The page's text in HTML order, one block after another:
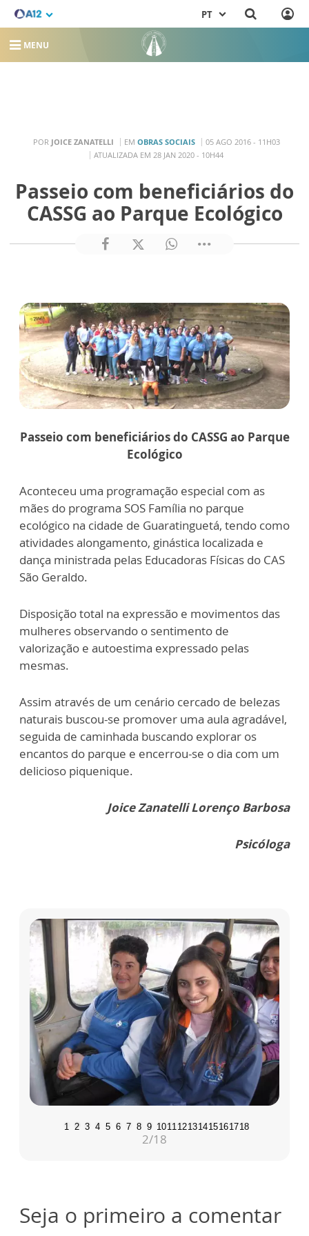
PT
MENU
POR JOICE ZANATELLI EM OBRAS SOCIAIS
05 AGO 2016 - 11H03
ATUALIZADA EM 28 JAN 2020 - 10H44
Passeio com beneficiários do
CASSG ao Parque Ecológico
Passeio com beneficiários do CASSG ao Parque
Ecológico
Aconteceu uma programação especial com as
mães do programa SOS Família no parque
ecológico na cidade de Guaratinguetá, tendo como
atividades alongamento, ginástica localizada e
dança ministrada pelas Educadoras Físicas do CAS
São Geraldo.
Disposição total na expressão e movimentos das
mulheres observando o sentimento de
valorização e autoestima expressado pelas
mesmas.
Assim através de um cenário cercado de belezas
naturais buscou-se promover uma aula agradável,
seguida de caminhada buscando explorar os
encantos do parque e encerrou-se o dia com um
delicioso piquenique.
Joice Zanatelli Lorenço Barbosa
Psicóloga
1 2 3 4 5 6 7 8 9 1011 12131415161718
2/18
Seja o primeiro a comentar